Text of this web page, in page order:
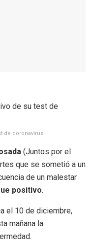
de coronavirus.
(Juntos por el
que se sometió a un
de un malestar
positivo.
el 10 de diciembre,
mañana la